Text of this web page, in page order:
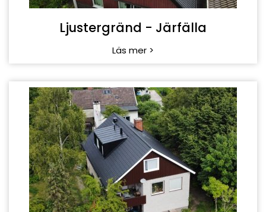
Ljustergränd - Järfälla
Läs mer >